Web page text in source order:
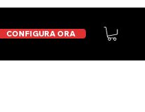
CONFIGURA ORA